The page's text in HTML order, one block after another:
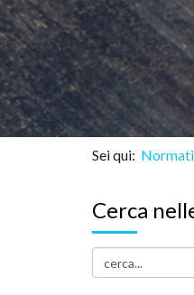
Sei qui:
Cerca